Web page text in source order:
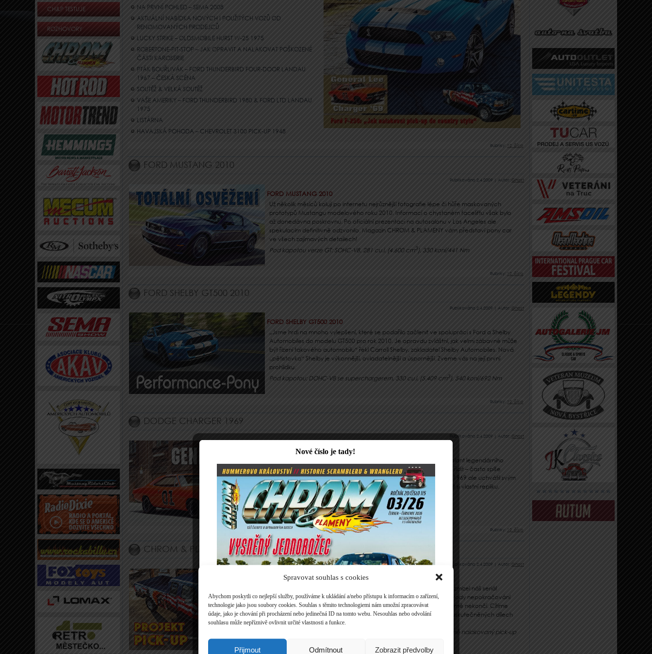
Spravovat souhlas s cookies
Abychom poskytli co nejlepší služby, používáme k ukládání a/nebo přístupu k informacím o zařízení,
technologie jako jsou soubory cookies. Souhlas s těmito technologiemi nám umožní zpracovávat
údaje, jako je chování při procházení nebo jedinečná ID na tomto webu. Nesouhlas nebo odvolání
souhlasu může nepříznivě ovlivnit určité vlastnosti a funkce.
Přijmout Odmítnout Zobrazit předvolby
CH&P TESTUJE
ROZHOVORY
NA PRVNÍ POHLED – SEMA 2008
AKTUÁLNÍ NABÍDKA NOVÝCH I POUŽITÝCH VOZŮ OD
RENOMOVANÝCH PRODEJCŮ
LUCKY STRIKE – OLDSMOBILE HURST W-25 1975
ROBERTONE-PIT-STOP – JAK OPRAVIT A NALAKOVAT POŠKOZENÉ
ČÁSTI KAROSERIE
PTÁK BOUŘLIVÁK – FORD THUNDERBIRD FOUR-DOOR LANDAU
1967 – ČESKÁ SCÉNA
SOUTĚŽ & VELKÁ SOUTĚŽ
VAŠE AMERIKY – FORD THUNDERBIRD 1980 & FORD LTD LANDAU
1975
LISTÁRNA
HAVAJSKÁ POHODA – CHEVROLET 3100 PICK-UP 1948
Rubriky: 12. číslo
FORD MUSTANG 2010
Publikováno2.4.2009 | Autor: Ghost
FORD MUSTANG 2010
Už několik měsíců kolují po internetu nejrůznější fotografie lépe či hůře maskovaných
prototypů Mustangu modelového roku 2010. Informací o chystaném faceliftu však bylo
až donedávna poskrovnu. Po oficiální prezentaci na autosalonu v Los Angeles ale
spekulacím definitivně odzvonilo. Magazín CHROM & PLAMENY vám představí pony car
ve všech zajímavých detailech!
Pod kapotou verze GT: SOHC-V8, 281 cu.i. (4.600 cm3), 330 koní/441 Nm
Rubriky: 12. číslo
FORD SHELBY GT500 2010
Publikováno2.4.2009 Autor: Ghost
FORD SHELBY GT500 2010
„Jsme hrdi na mnoho vylepšení, které se podařilo začlenit ve spolupráci s Ford a Shelby
Automobiles do modelu GT500 pro rok 2010. Je opravdu zvláštní, jak velmi zábavné může
být řízení takového automobilu“ řekl Carroll Shelby, zakladatel Shelby Automobiles. Nová
„pětistovka“ Shelby je výkonnější, ovladatelnější a úspornější. Zveme vás na její první
prohlídku.
Pod kapotou: DOHC-V8 se superchargerem, 330 cu.i. (5.409 cm3), 540 koní/692 Nm
Rubriky: 12. číslo
DODGE CHARGER 1969
Publikováno 2.4.2009 Autor: Ghost
DODGE CHARGER 1969
Jistě mnoho z vás zatoužilo alespoň jednou v životě usednout za volant legendárního
Generála Lee. V televizním seriálu „Dukes of Hazzard“ měli to štěstí řídit – často spíše
pilotovat – tento vůz bratři Bo a Luke Dukeovi. Jedinečný Charger 1969 ale uchvátil svým
šarmem také dva kamarády, kteří se jednoho dne rozhodli postavit si vlastní repliku.
Pod kapotou: OHV- V8, 383 cu.i. (6.276 cm
), 320 koní
Rubriky: 12. číslo
CHROM & PLAMENY SERVICE
Publikováno 2.4.2009 | Autor: Ghost
CHROM & PLAMENY SERVICE
Pozorným čtenářům určitě neuniklo, že spolu s loňským číslem 4/08 zmizel náš seriál
PROJEKT KOMBÍK. Bohužel skončil neplánovaně a proti naší vůli. Důvody nepokračování
jsme již vysvětlili v listárně minulého čísla, ale tím to pro nás samozřejmě nekončí. Cítíme
totiž povinnost vám čtenářům vynahradit to, o co jste v dalších neuskutečněných dílech
přišli.
Setkáte se s oprýskaným Fordem F-250, který se promění v nádherně nalakovaný pick-up
v country stylu. Nebude chybět slovníček pojmů z oboru lakování.